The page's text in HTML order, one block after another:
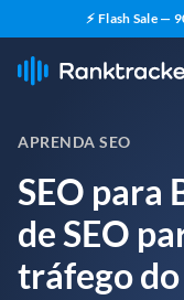
⚡ Flash Sale —
APRENDA SEO
SEO para
de SEO
tráfego